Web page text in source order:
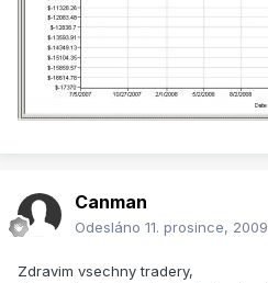
Canman
Odesláno 11. prosince, 2009
Zdravim vsechny tradery,